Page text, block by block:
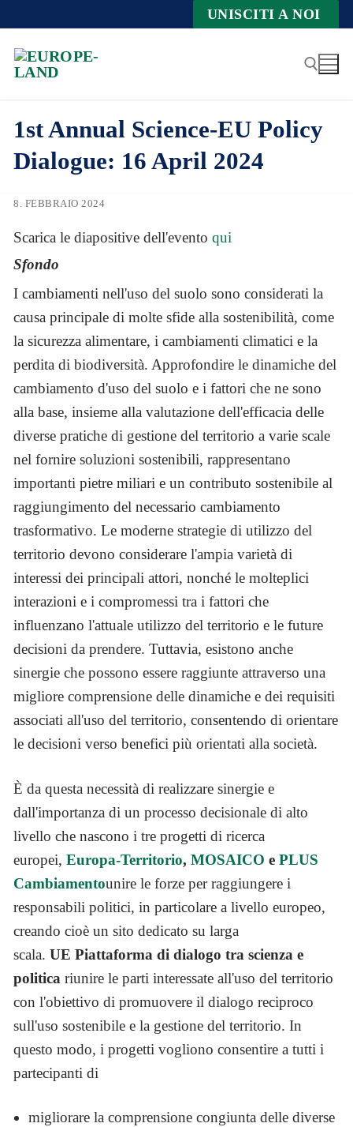
Inhalt
springen
UNISCITI A NOI
Suche nach:
1st Annual Science-EU Policy
Dialogue: 16 April 2024
8. FEBBRAIO 2024
Scarica le diapositive dell'eventoqui
Sfondo
I cambiamenti nell'uso del suolo sono considerati la
causa principale di molte sfide alla sostenibilità, come
la sicurezza alimentare, i cambiamenti climatici e la
perdita di biodiversità. Approfondire le dinamiche del
cambiamento d'uso del suolo e i fattori che ne sono
alla base, insieme alla valutazione dell'efficacia delle
diverse pratiche di gestione del territorio a varie scale
nel fornire soluzioni sostenibili, rappresentano
importanti pietre miliari e un contributo sostenibile al
raggiungimento del necessario cambiamento
trasformativo. Le moderne strategie di utilizzo del
territorio devono considerare l'ampia varietà di
interessi dei principali attori, nonché le molteplici
interazioni e i compromessi tra i fattori che
influenzano l'attuale utilizzo del territorio e le future
decisioni da prendere. Tuttavia, esistono anche
sinergie che possono essere raggiunte attraverso una
migliore comprensione delle dinamiche e dei requisiti
associati all'uso del territorio, consentendo di orientare
le decisioni verso benefici più orientati alla società.
È da questa necessità di realizzare sinergie e
dall'importanza di un processo decisionale di alto
livello che nascono i tre progetti di ricerca
europei,Europa-Territorio,MOSAICO ePLUS
Cambiamentounire le forze per raggiungere i
responsabili politici, in particolare a livello europeo,
creando cioè un sito dedicato su larga
scala.UE Piattaforma di dialogo tra scienza e
politica riunire le parti interessate all'uso del territorio
con l'obiettivo di promuovere il dialogo reciproco
sull'uso sostenibile e la gestione del territorio. In
questo modo, i progetti vogliono consentire a tutti i
partecipanti di
migliorare la comprensione congiunta delle diverse